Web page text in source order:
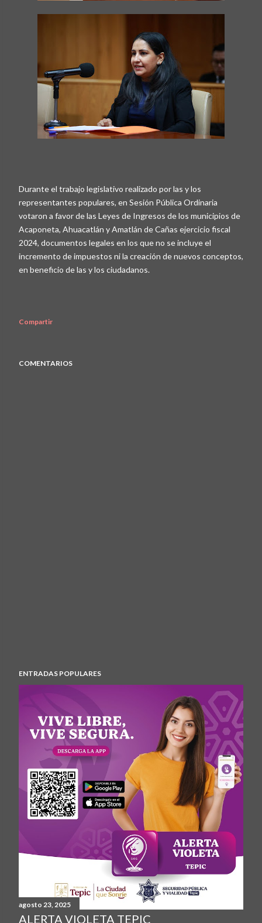
Durante el trabajo legislativo realizado por las y los
representantes populares, en Sesión Pública Ordinaria
votaron a favor de las Leyes de Ingresos de los municipios de
Acaponeta, Ahuacatlán y Amatlán de Cañas ejercicio fiscal
2024, documentos legales en los que no se incluye el
incremento de impuestos ni la creación de nuevos conceptos,
en beneficio de las y los ciudadanos.
Compartir
COMENTARIOS
ENTRADAS POPULARES
agosto 23, 2025
ALERTA VIOLETA TEPIC